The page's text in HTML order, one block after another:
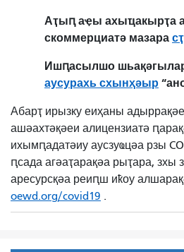
Аҭыԥ аҿы ахыҵакырҭа
скоммерциатә мазара
Ишԥасылшо
аусурахь схынҳәыр
Абарҭ ирызку еиҳаны
ашәахтәқәеи алицензиатә
ихымԥадатәиу аусзуҩцәа рзы
ԥсада агәаҭарақәа рыҭара, зхы
аресурсқәа реиԥш иҟоу
oewd.org/covid19 .